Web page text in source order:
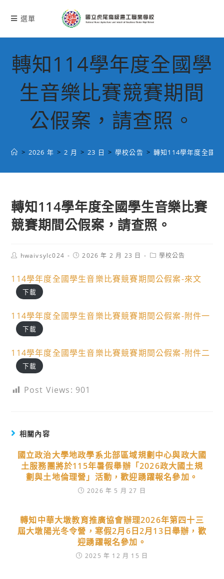
選單
轉知114學年度全國學
生音樂比賽競賽期間
公假案，請查照。
> 2026 年 > 2 月 > 23 日 > 學校公告 > 轉知114學年度全國
轉知114學年度全國學生音樂比賽
競賽期間公假案，請查照。
Posthwaivsylc024
Post2026 年 2 月 23 日
Post學校公告
114學年度全國學生音樂比賽競賽期間公假案-來文
下載
114學年度全國學生音樂比賽競賽期間公假案-附件一
下載
114學年度全國學生音樂比賽競賽期間公假案-附件二
下載
Post Views: 901
相關內容
國立政治大學地政學系北部區域規劃中心與政大國
土服務團將於115年暑假舉辦「2026政大國土規
劃與土地倫理營」活動，歡迎踴躍報名參加。
2026 年 5 月 27 日
轉知中華大墩教育推廣協會辦理2026年第四十三
屆大墩陽光冬令營，寒假2月6日2月13日舉辦，歡
迎踴躍報名參加。
2025 年 12 月 15 日